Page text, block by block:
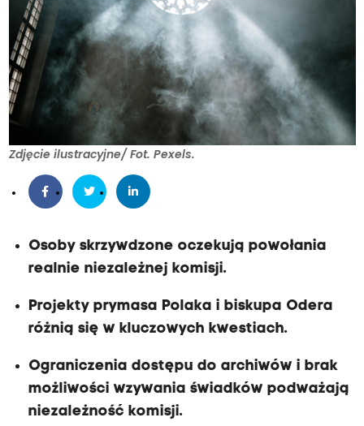
Zdjęcie ilustracyjne/ Fot. Pexels.
Osoby skrzywdzone oczekują powołania
realnie niezależnej komisji.
Projekty prymasa Polaka i biskupa Odera
różnią się w kluczowych kwestiach.
Ograniczenia dostępu do archiwów i brak
możliwości wzywania świadków podważają
niezależność komisji.